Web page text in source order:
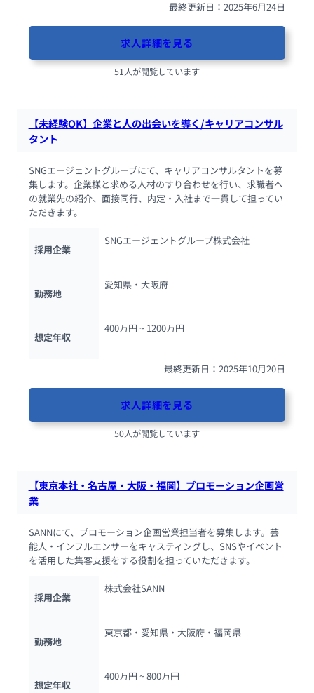
最終更新日：2025年6月24日
求人詳細を見る
51人が閲覧しています
【未経験OK】企業と人の出会いを導く/キャリアコンサル
タント
SNGエージェントグループにて、キャリアコンサルタントを募
集します。企業様と求める人材のすり合わせを行い、求職者へ
の就業先の紹介、面接同行、内定・入社まで一貫して担ってい
ただきます。
採用企業
SNGエージェントグループ株式会社
勤務地
愛知県・大阪府
想定年収
400万円 ~ 1200万円
最終更新日：2025年10月20日
求人詳細を見る
50人が閲覧しています
【東京本社・名古屋・大阪・福岡】プロモーション企画営
業
SANNにて、プロモーション企画営業担当者を募集します。芸
能人・インフルエンサーをキャスティングし、SNSやイベント
を活用した集客支援をする役割を担っていただきます。
採用企業
株式会社SANN
勤務地
東京都・愛知県・大阪府・福岡県
想定年収
400万円 ~ 800万円